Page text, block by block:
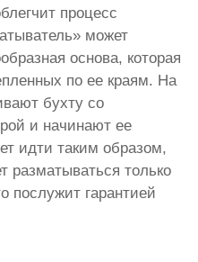
процесс
может
основа, которая
по ее краям. На
бухту со
и начинают ее
идти таким образом,
разматываться только
послужит гарантией